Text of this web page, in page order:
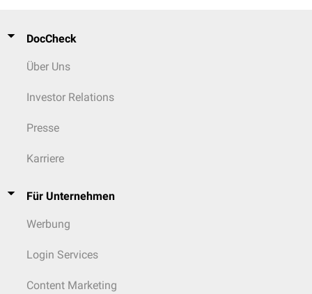
DocCheck
Über Uns
Investor Relations
Presse
Karriere
Für Unternehmen
Werbung
Login Services
Content Marketing